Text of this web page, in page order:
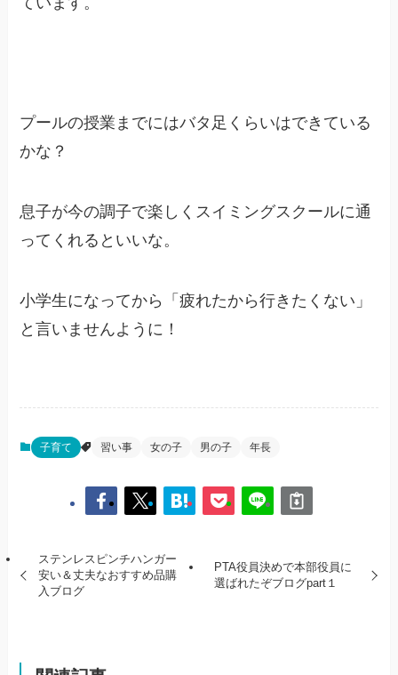
プールの授業までにはバタ足くらいはできている
かな？
息子が今の調子で楽しくスイミングスクールに通
ってくれるといいな。
小学生になってから「疲れたから行きたくない」
と言いませんように！
子育て 習い事 女の子 男の子 年長
ステンレスピンチハンガー
安い＆丈夫なおすすめ品購
入ブログ
PTA役員決めで本部役員に
選ばれたぞブログpart１